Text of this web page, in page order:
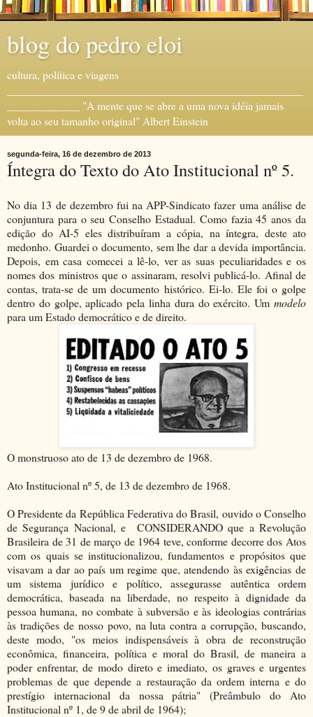
blog do pedro eloi
cultura, política e viagens
_____________ "A mente que se abre a uma nova idéia jamais
volta ao seu tamanho original" Albert Einstein
segunda-feira, 16 de dezembro de 2013
Íntegra do Texto do Ato Institucional nº 5.
No dia 13 de dezembro fui na APP-Sindicato fazer uma análise de
conjuntura para o seu Conselho Estadual. Como fazia 45 anos da
edição do AI-5 eles distribuíram a cópia, na íntegra, deste ato
medonho. Guardei o documento, sem lhe dar a devida importância.
Depois, em casa comecei a lê-lo, ver as suas peculiaridades e os
nomes dos ministros que o assinaram, resolvi publicá-lo. Afinal de
contas, trata-se de um documento histórico. Ei-lo. Ele foi o golpe
dentro do golpe, aplicado pela linha dura do exército. Um modelo
para um Estado democrático e de direito.
O monstruoso ato de 13 de dezembro de 1968.
Ato Institucional nº 5, de 13 de dezembro de 1968.
O Presidente da República Federativa do Brasil, ouvido o Conselho
de Segurança Nacional, e CONSIDERANDO que a Revolução
Brasileira de 31 de março de 1964 teve, conforme decorre dos Atos
com os quais se institucionalizou, fundamentos e propósitos que
visavam a dar ao país um regime que, atendendo às exigências de
um sistema jurídico e político, assegurasse autêntica ordem
democrática, baseada na liberdade, no respeito à dignidade da
pessoa humana, no combate à subversão e às ideologias contrárias
às tradições de nosso povo, na luta contra a corrupção, buscando,
deste modo, "os meios indispensáveis à obra de reconstrução
econômica, financeira, política e moral do Brasil, de maneira a
poder enfrentar, de modo direto e imediato, os graves e urgentes
problemas de que depende a restauração da ordem interna e do
prestígio internacional da nossa pátria" (Preâmbulo do Ato
Institucional nº 1, de 9 de abril de 1964);